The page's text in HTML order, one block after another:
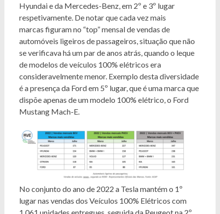
Hyundai e da Mercedes-Benz, em 2º e 3º lugar
respetivamente. De notar que cada vez mais
marcas figuram no “top” mensal de vendas de
automóveis ligeiros de passageiros, situação que não
se verificava há um par de anos atrás, quando o leque
de modelos de veículos 100% elétricos era
consideravelmente menor. Exemplo desta diversidade
é a presença da Ford em 5º lugar, que é uma marca que
dispõe apenas de um modelo 100% elétrico, o Ford
Mustang Mach-E.
No conjunto do ano de 2022 a Tesla mantém o 1º
lugar nas vendas dos Veículos 100% Elétricos com